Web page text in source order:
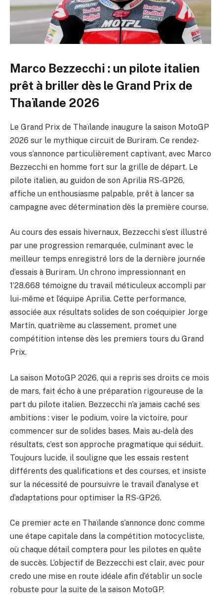
Marco Bezzecchi : un pilote italien
prêt à briller dès le Grand Prix de
Thaïlande 2026
Le Grand Prix de Thaïlande inaugure la saison MotoGP
2026 sur le mythique circuit de Buriram. Ce rendez-
vous s’annonce particulièrement captivant, avec Marco
Bezzecchi en homme fort sur la grille de départ. Le
pilote italien, au guidon de son Aprilia RS-GP26,
affiche un enthousiasme palpable, prêt à lancer sa
campagne avec détermination dès la première course.
Au cours des essais hivernaux, Bezzecchi s’est illustré
par une progression remarquée, culminant avec le
meilleur temps enregistré lors de la dernière journée
d’essais à Buriram. Un chrono impressionnant en
1’28.668 témoigne du travail méticuleux accompli par
lui-même et l’équipe Aprilia. Cette performance,
associée aux résultats solides de son coéquipier Jorge
Martín, quatrième au classement, promet une
compétition intense dès les premiers tours du Grand
Prix.
La saison MotoGP 2026, qui a repris ses droits ce mois
de mars, fait écho à une préparation rigoureuse de la
part du pilote italien. Bezzecchi n’a jamais caché ses
ambitions : viser le podium, voire la victoire, pour
commencer sur de solides bases. Mais au-delà des
résultats, c’est son approche pragmatique qui séduit.
Toujours lucide, il souligne que les essais restent
différents des qualifications et des courses, et insiste
sur la nécessité de poursuivre le travail d’analyse et
d’adaptations pour optimiser la RS-GP26.
Ce premier acte en Thaïlande s’annonce donc comme
une étape capitale dans la compétition motocycliste,
où chaque détail comptera pour les pilotes en quête
de succès. L’objectif de Bezzecchi est clair, avec pour
credo une mise en route idéale afin d’établir un socle
robuste pour la suite de la saison MotoGP.